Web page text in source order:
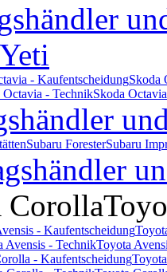
- KaufentscheidungSkoda
Octavia - TechnikSkoda
Subaru ForesterSubaru
Corolla
- Kaufentscheidung
Avensis - TechnikToyota
- Kaufentscheidung